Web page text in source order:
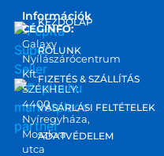
marketplace
partner
Információk
CÉGINFO:
Galaxy
Nyílászárócentrum
Kft.
SZÉKHELY:
4400
Nyíregyháza,
Moszkva
utca
KEZDŐLAP
RÓLUNK
FIZETÉS & SZÁLLÍTÁS
VÁSÁRLÁSI FELTÉTELEK
ADATVÉDELEM